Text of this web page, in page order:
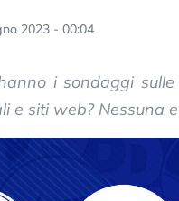
2023 - 00:04
i sondaggi
e siti web? Nessuna